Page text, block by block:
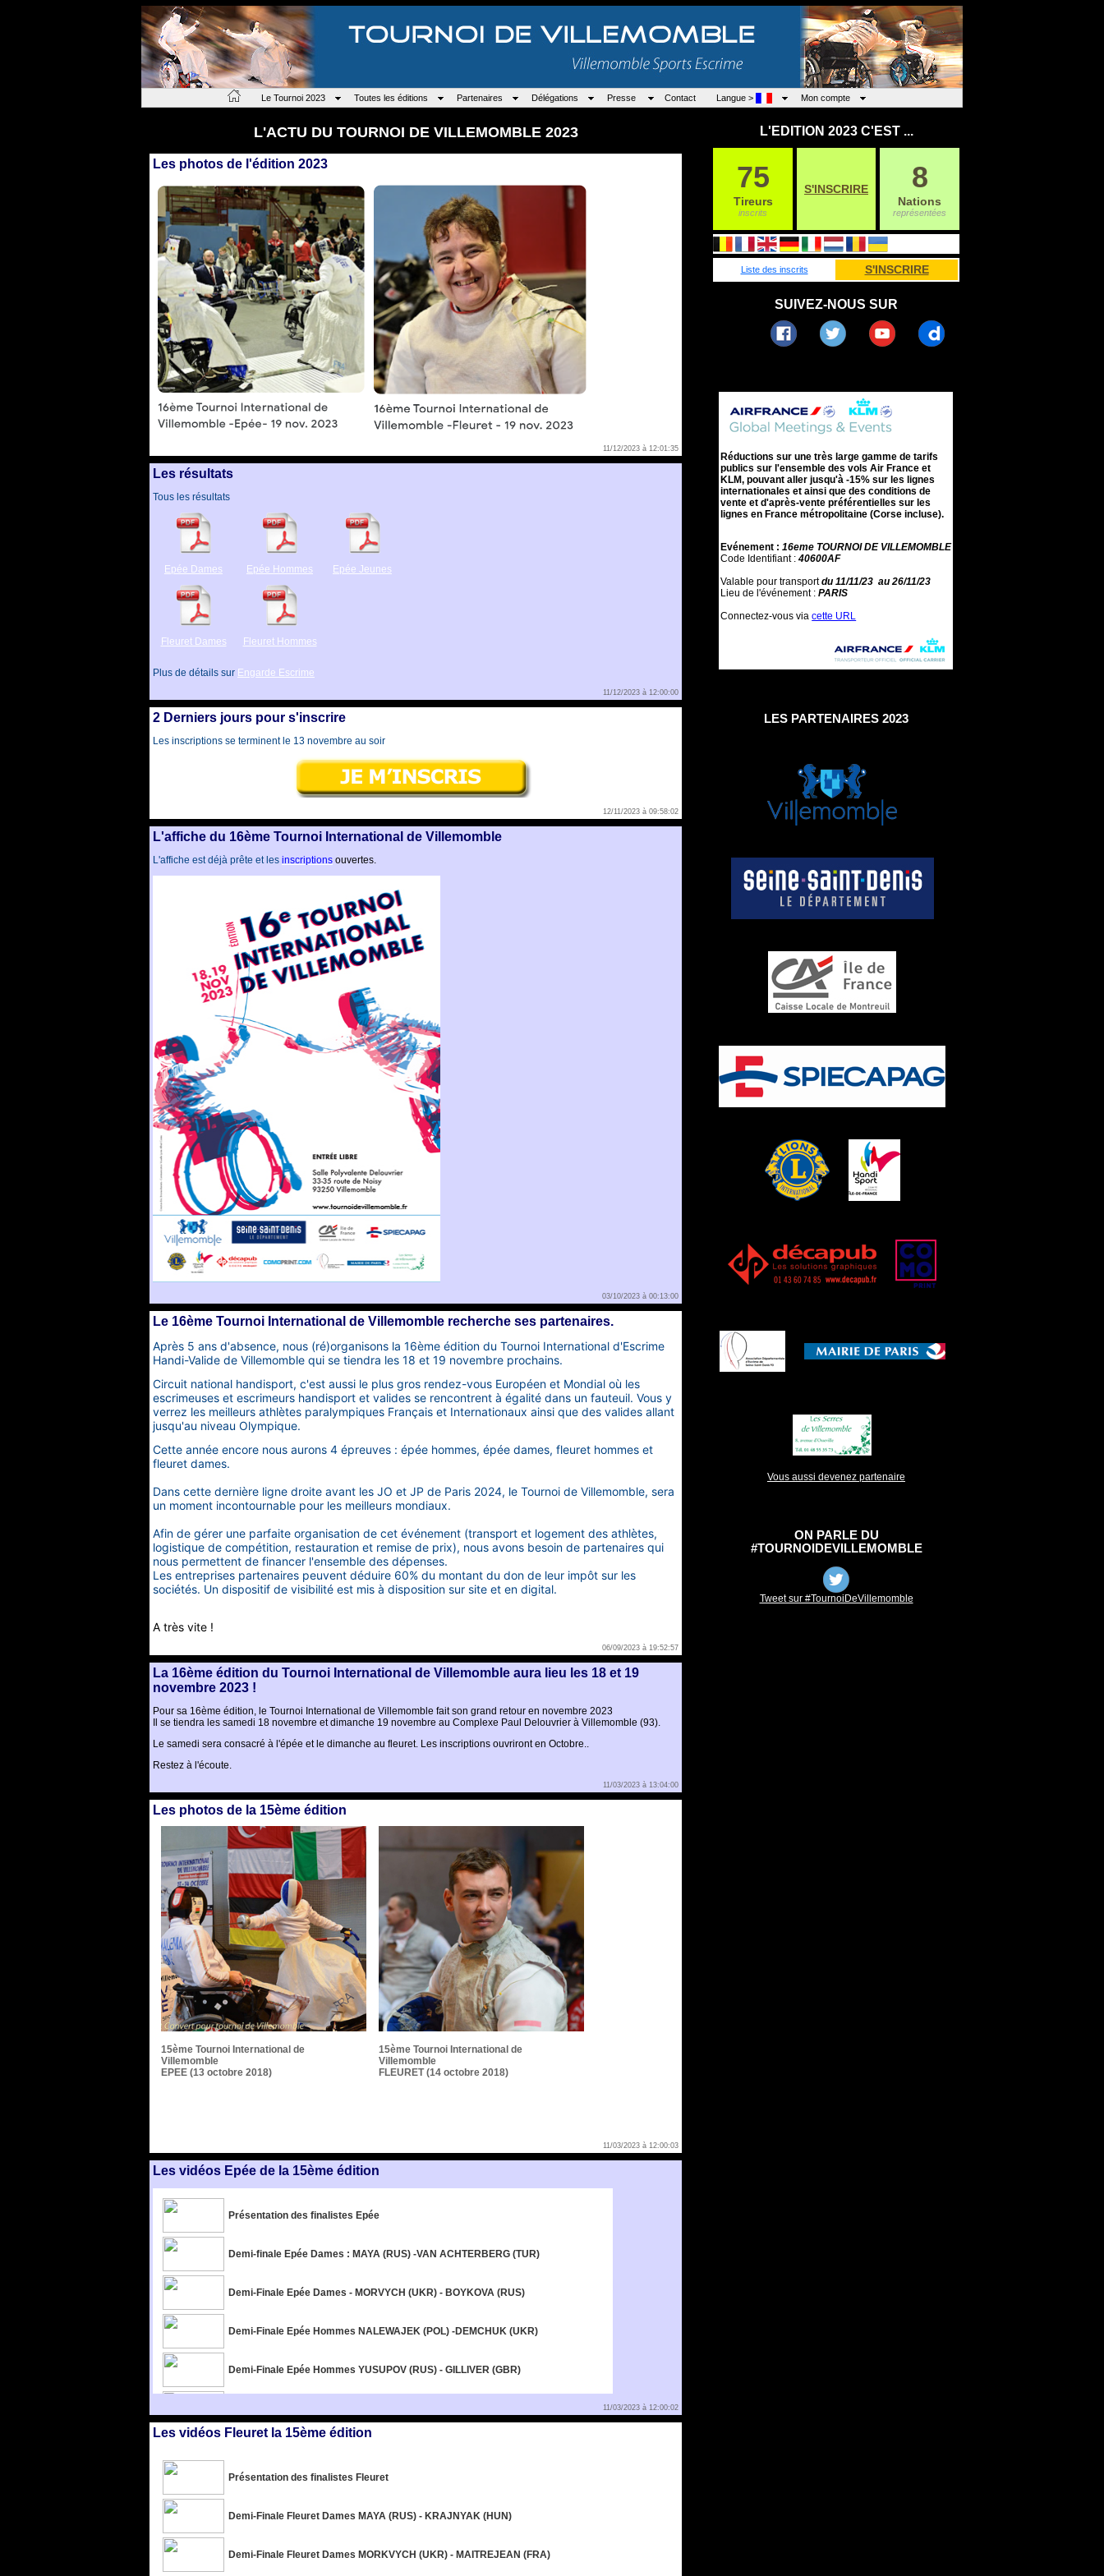
Le Tournoi 2023 Toutes les éditions Partenaires Délégations Presse Contact Langue > Mon compte
L'ACTU DU TOURNOI DE VILLEMOMBLE 2023
Les photos de l'édition 2023
11/12/2023 à 12:01:35
Les résultats
Tous les résultats
Epée Dames Epée Hommes Epée Jeunes
Fleuret Dames Fleuret Hommes
Plus de détails sur Engarde Escrime
11/12/2023 à 12:00:00
2 Derniers jours pour s'inscrire
Les inscriptions se terminent le 13 novembre au soir
12/11/2023 à 09:58:02
L'affiche du 16ème Tournoi International de Villemomble
L'affiche est déjà prête et les inscriptions ouvertes.
03/10/2023 à 00:13:00
Le 16ème Tournoi International de Villemomble recherche ses partenaires.
Après 5 ans d'absence, nous (ré)organisons la 16ème édition du Tournoi International d'Escrime
Handi-Valide de Villemomble qui se tiendra les 18 et 19 novembre prochains.
Circuit national handisport, c'est aussi le plus gros rendez-vous Européen et Mondial où les
escrimeuses et escrimeurs handisport et valides se rencontrent à égalité dans un fauteuil. Vous y
verrez les meilleurs athlètes paralympiques Français et Internationaux ainsi que des valides allant
jusqu'au niveau Olympique.
Cette année encore nous aurons 4 épreuves : épée hommes, épée dames, fleuret hommes et
fleuret dames.
Dans cette dernière ligne droite avant les JO et JP de Paris 2024, le Tournoi de Villemomble, sera
un moment incontournable pour les meilleurs mondiaux.
Afin de gérer une parfaite organisation de cet événement (transport et logement des athlètes,
logistique de compétition, restauration et remise de prix), nous avons besoin de partenaires qui
nous permettent de financer l'ensemble des dépenses.
Les entreprises partenaires peuvent déduire 60% du montant du don de leur impôt sur les
sociétés. Un dispositif de visibilité est mis à disposition sur site et en digital.
A très vite !
06/09/2023 à 19:52:57
La 16ème édition du Tournoi International de Villemomble aura lieu les 18 et 19
novembre 2023 !
Pour sa 16ème édition, le Tournoi International de Villemomble fait son grand retour en novembre 2023
Il se tiendra les samedi 18 novembre et dimanche 19 novembre au Complexe Paul Delouvrier à Villemomble (93).
Le samedi sera consacré à l'épée et le dimanche au fleuret. Les inscriptions ouvriront en Octobre..
Restez à l'écoute.
11/03/2023 à 13:04:00
Les photos de la 15ème édition
15ème Tournoi International de
Villemomble
EPEE (13 octobre 2018)
15ème Tournoi International de
Villemomble
FLEURET (14 octobre 2018)
11/03/2023 à 12:00:03
Les vidéos Epée de la 15ème édition
11/03/2023 à 12:00:02
Les vidéos Fleuret la 15ème édition
L'EDITION 2023 C'EST ...
75
Tireurs
inscrits
S'INSCRIRE 8
Nations
représentées
Liste des inscrits S'INSCRIRE
SUIVEZ-NOUS SUR
LES PARTENAIRES 2023
Vous aussi devenez partenaire
ON PARLE DU
#TOURNOIDEVILLEMOMBLE
Tweet sur #TournoiDeVillemomble